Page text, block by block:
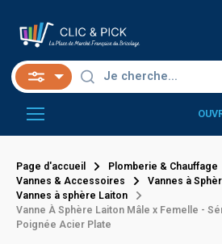
Page d'accueil Plomberie & Chauffage
Vannes & Accessoires
Vannes à
Vannes à sphère Laiton
Vanne À Sphère Laiton Mâle x Femelle -
Poignée Acier Plate